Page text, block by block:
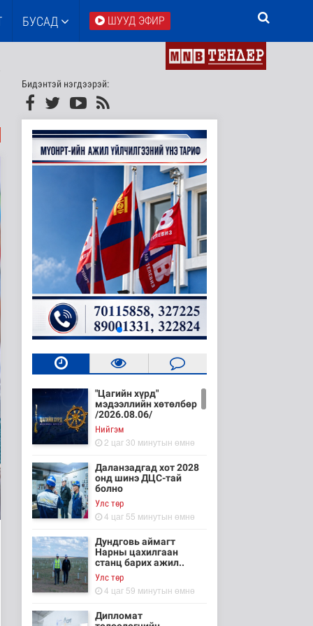
БУСАД ШУУД ЭФИР
Бидэнтэй нэгдээрэй:
"Цагийн хүрд"
мэдээллийн хөтөлбөр
/2026.08.06/
Нийгэм
2 цаг 30 минутын өмнө
Даланзадгад хот 2028
онд шинэ ДЦС-тай
болно
Улс төр
4 цаг 55 минутын өмнө
Дундговь аймагт
Нарны цахилгаан
станц барих ажил..
Улс төр
4 цаг 59 минутын өмнө
Дипломат